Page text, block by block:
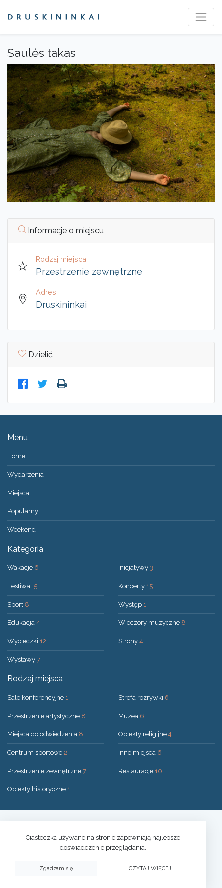
Saulės takas
Informacje o miejscu
Rodzaj miejsca
Przestrzenie zewnętrzne
Adres
Druskininkai
Dzielić
Menu
Home
Wydarzenia
Miejsca
Popularny
Weekend
Kategoria
Wakacje 6
Festiwal 5
Sport 8
Edukacja 4
Wycieczki 12
Wystawy 7
Inicjatywy 3
Koncerty 15
Występ 1
Wieczory muzyczne 8
Strony 4
Rodzaj miejsca
Sale konferencyjne 1
Przestrzenie artystyczne 8
Miejsca do odwiedzenia 8
Centrum sportowe 2
Przestrzenie zewnętrzne 7
Obiekty historyczne 1
Strefa rozrywki 6
Muzea 6
Obiekty religijne 4
Inne miejsca 6
Restauracje 10
Polityka prywatności
Ciasteczka używane na stronie zapewniają najlepsze
doświadczenie przeglądania.
Zgadzam się CZYTAJ WIĘCEJ